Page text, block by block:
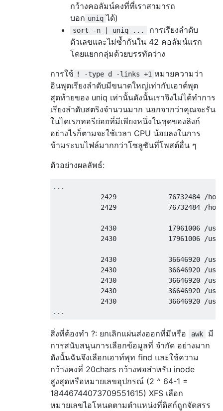
กว้างคอลัมน์คงที่ที่เราสามารถ
บอก uniq ได้)
sort -n | uniq ...
การเรียงลำดับ
ตัวเลขและไม่ซ้ำกันใน 42 คอลัมน์แรก
โดยแยกกลุ่มด้วยบรรทัดว่าง
การใช้ ! -type d -links +1 หมายความว่า
อินพุตเรียงลำดับมีขนาดใหญ่เท่ากับเอาต์พุต
สุดท้ายของ uniq เท่านั้นดังนั้นเราจึงไม่ได้ทำการ
เรียงลำดับสตริงจำนวนมาก นอกจากว่าคุณจะรัน
ในไดเรกทอรีย่อยที่มีเพียงหนึ่งในชุดของลิงก์
อย่างไรก็ตามจะใช้เวลา CPU น้อยลงในการ
ข้ามระบบไฟล์มากกว่าโซลูชันที่โพสต์อื่น ๆ
ตัวอย่างผลลัพธ์:
...
2429             76732484 /
2429             76732484 /
2430             17961006 /
2430             17961006 /
2430             36646920 /
2430             36646920 /
2430             36646920 /
2430             36646920 /
2430             36646920 /
สิ่งที่ต้องทำ ?: ยกเลิกแผ่นส่งออกที่มีหรือ awk
มี
การสนับสนุนการเลือกข้อมูลที่ จำกัด อย่างมาก
ดังนั้นฉันจึงเลือกเอาท์พุท find และใช้ความ
กว้างคงที่ 20chars กว้างพอสำหรับ inode
สูงสุดหรือหมายเลขอุปกรณ์ (2 ^ 64-1 =
18446744073709551615) XFS เลือก
หมายเลขไอโหนดตามตำแหน่งที่ดิสก์ถูกจัดสรร